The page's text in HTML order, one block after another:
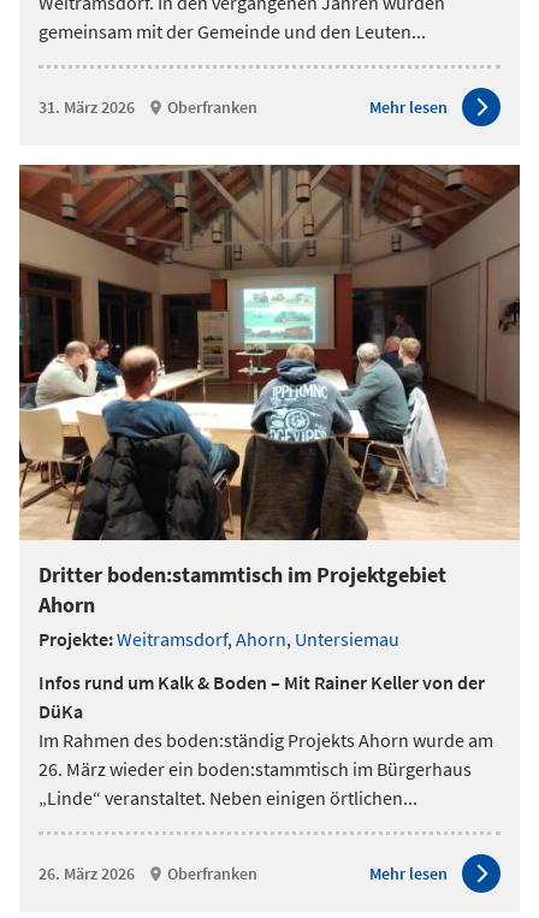
gemeinsam mit der Gemeinde und den Leuten...
31. März 2026 Oberfranken Mehr lesen
Dritter boden:stammtisch im Projektgebiet
Ahorn
Projekte:Weitramsdorf,Ahorn, Untersiemau
Infos rund um Kalk & Boden – Mit Rainer Keller von der
DüKa
Im Rahmen des boden:ständig Projekts Ahorn wurde am
26. März wieder ein boden:stammtisch im Bürgerhaus
„Linde“ veranstaltet. Neben einigen örtlichen...
26. März 2026 Oberfranken Mehr lesen